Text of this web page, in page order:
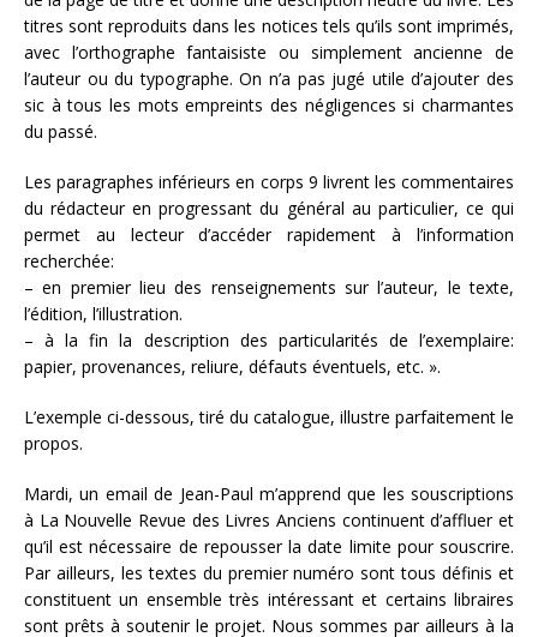
titres sont reproduits dans les notices tels qu’ils sont imprimés,
avec l’orthographe fantaisiste ou simplement ancienne de
l’auteur ou du typographe. On n’a pas jugé utile d’ajouter des
sic à tous les mots empreints des négligences si charmantes
du passé.
Les paragraphes inférieurs en corps 9 livrent les commentaires
du rédacteur en progressant du général au particulier, ce qui
permet au lecteur d’accéder rapidement à l’information
recherchée:
– en premier lieu des renseignements sur l’auteur, le texte,
l’édition, l’illustration.
– à la fin la description des particularités de l’exemplaire:
papier, provenances, reliure, défauts éventuels, etc. ».
L’exemple ci-dessous, tiré du catalogue, illustre parfaitement le
propos.
Mardi, un email de Jean-Paul m’apprend que les souscriptions
à La Nouvelle Revue des Livres Anciens continuent d’affluer et
qu’il est nécessaire de repousser la date limite pour souscrire.
Par ailleurs, les textes du premier numéro sont tous définis et
constituent un ensemble très intéressant et certains libraires
sont prêts à soutenir le projet. Nous sommes par ailleurs à la